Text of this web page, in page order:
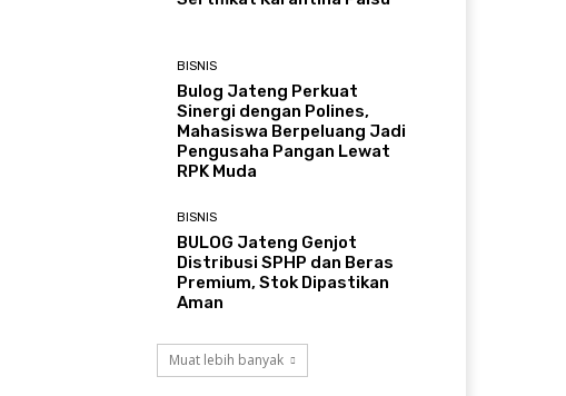
BISNIS
Bulog Jateng Perkuat
Sinergi dengan Polines,
Mahasiswa Berpeluang Jadi
Pengusaha Pangan Lewat
RPK Muda
BISNIS
BULOG Jateng Genjot
Distribusi SPHP dan Beras
Premium, Stok Dipastikan
Aman
Muat lebih banyak